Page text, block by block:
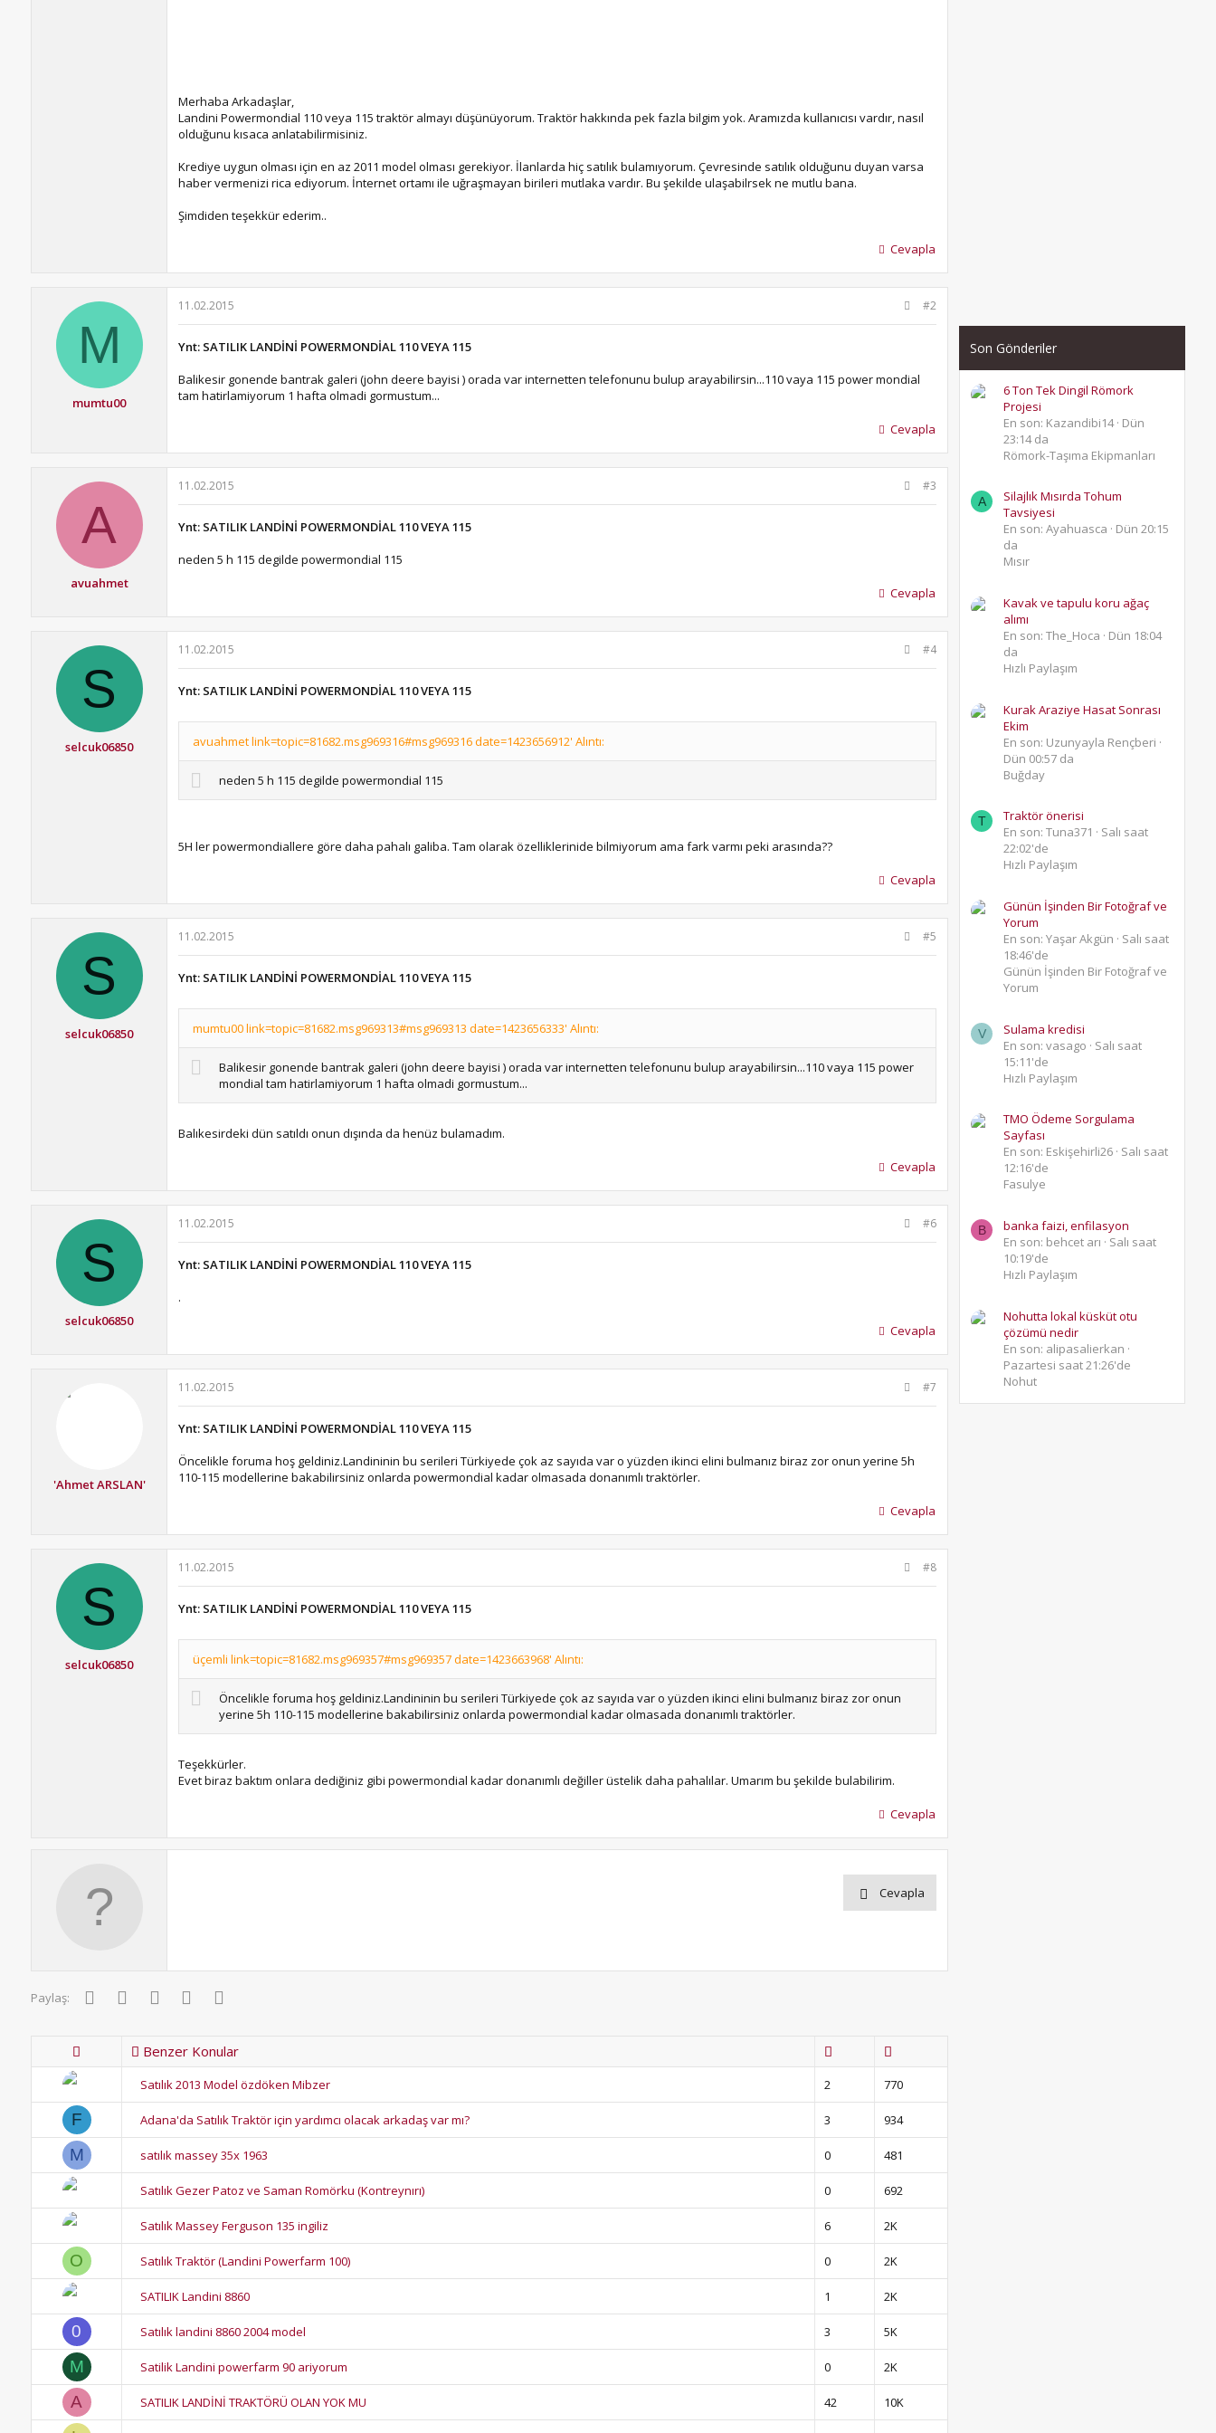
Merhaba Arkadaşlar,
Landini Powermondial 110 veya 115 traktör almayı düşünüyorum. Traktör hakkında pek fazla bilgim yok. Aramızda kullanıcısı vardır, nasıl
olduğunu kısaca anlatabilirmisiniz.
Krediye uygun olması için en az 2011 model olması gerekiyor. İlanlarda hiç satılık bulamıyorum. Çevresinde satılık olduğunu duyan varsa
haber vermenizi rica ediyorum. İnternet ortamı ile uğraşmayan birileri mutlaka vardır. Bu şekilde ulaşabilrsek ne mutlu bana.
Şimdiden teşekkür ederim..
Cevapla
M
mumtu00
11.02.2015 #2
Ynt: SATILIK LANDİNİ POWERMONDİAL 110 VEYA 115
Balikesir gonende bantrak galeri (john deere bayisi ) orada var internetten telefonunu bulup arayabilirsin...110 vaya 115 power mondial
tam hatirlamiyorum 1 hafta olmadi gormustum...
Cevapla
A
avuahmet
11.02.2015 #3
Ynt: SATILIK LANDİNİ POWERMONDİAL 110 VEYA 115
neden 5 h 115 degilde powermondial 115
Cevapla
S
selcuk06850
11.02.2015 #4
Ynt: SATILIK LANDİNİ POWERMONDİAL 110 VEYA 115
avuahmet link=topic=81682.msg969316#msg969316 date=1423656912' Alıntı:
neden 5 h 115 degilde powermondial 115
5H ler powermondiallere göre daha pahalı galiba. Tam olarak özelliklerinide bilmiyorum ama fark varmı peki arasında??
Cevapla
S
selcuk06850
11.02.2015 #5
Ynt: SATILIK LANDİNİ POWERMONDİAL 110 VEYA 115
mumtu00 link=topic=81682.msg969313#msg969313 date=1423656333' Alıntı:
Balikesir gonende bantrak galeri (john deere bayisi ) orada var internetten telefonunu bulup arayabilirsin...110 vaya 115 power
mondial tam hatirlamiyorum 1 hafta olmadi gormustum...
Balıkesirdeki dün satıldı onun dışında da henüz bulamadım.
Cevapla
S
selcuk06850
11.02.2015 #6
Ynt: SATILIK LANDİNİ POWERMONDİAL 110 VEYA 115
.
Cevapla
'Ahmet ARSLAN'
11.02.2015 #7
Ynt: SATILIK LANDİNİ POWERMONDİAL 110 VEYA 115
Öncelikle foruma hoş geldiniz.Landininin bu serileri Türkiyede çok az sayıda var o yüzden ikinci elini bulmanız biraz zor onun yerine 5h
110-115 modellerine bakabilirsiniz onlarda powermondial kadar olmasada donanımlı traktörler.
Cevapla
S
selcuk06850
11.02.2015 #8
Ynt: SATILIK LANDİNİ POWERMONDİAL 110 VEYA 115
üçemli link=topic=81682.msg969357#msg969357 date=1423663968' Alıntı:
Öncelikle foruma hoş geldiniz.Landininin bu serileri Türkiyede çok az sayıda var o yüzden ikinci elini bulmanız biraz zor onun
yerine 5h 110-115 modellerine bakabilirsiniz onlarda powermondial kadar olmasada donanımlı traktörler.
Teşekkürler.
Evet biraz baktım onlara dediğiniz gibi powermondial kadar donanımlı değiller üstelik daha pahalılar. Umarım bu şekilde bulabilirim.
Cevapla
Cevapla
Paylaş: Facebook
Twitter PinterestWhatsApp
Benzer Konular
Satılık 2013 Model özdöken Mibzer 2 770
F Adana'da Satılık Traktör için yardımcı olacak arkadaş var mı? 3 934
M satılık massey 35x 1963 0 481
Satılık Gezer Patoz ve Saman Romörku (Kontreynırı) 0 692
Satılık Massey Ferguson 135 ingiliz 6 2K
O Satılık Traktör (Landini Powerfarm 100) 0 2K
SATILIK Landini 8860 1 2K
0 Satılık landini 8860 2004 model 3 5K
M Satilik Landini powerfarm 90 ariyorum 0 2K
A SATILIK LANDİNİ TRAKTÖRÜ OLAN YOK MU 42 10K
Son Gönderiler
6 Ton Tek Dingil Römork
Projesi
En son: Kazandibi14 Dün
23:14 da
Römork-Taşıma Ekipmanları
A
Silajlık Mısırda Tohum
Tavsiyesi
En son: Ayahuasca
Dün 20:15
da
Mısır
Kavak ve tapulu koru ağaç
alımı
En son: The_Hoca
Dün 18:04
da
Hızlı Paylaşım
Kurak Araziye Hasat Sonrası
Ekim
En son: Uzunyayla Rençberi
Dün 00:57 da
Buğday
T
Traktör önerisi
En son: Tuna371
Salı saat
22:02'de
Hızlı Paylaşım
Günün İşinden Bir Fotoğraf ve
Yorum
En son: Yaşar Akgün
Salı saat
18:46'de
Günün İşinden Bir Fotoğraf ve
Yorum
V
Sulama kredisi
En son: vasago
Salı saat
15:11'de
Hızlı Paylaşım
TMO Ödeme Sorgulama
Sayfası
En son: Eskişehirli26 Salı saat
12:16'de
Fasulye
B
banka faizi, enfilasyon
En son: behcet arı
Salı saat
10:19'de
Hızlı Paylaşım
Nohutta lokal küsküt otu
çözümü nedir
En son: alipasalierkan
Pazartesi saat 21:26'de
Nohut